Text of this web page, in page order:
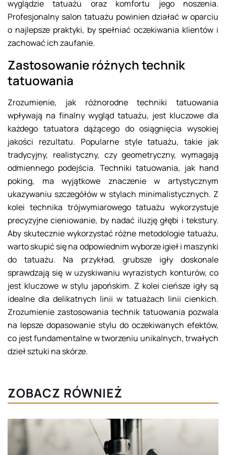
wyglądzie tatuażu oraz komfortu jego noszenia.
Profesjonalny salon tatuażu powinien działać w oparciu
o najlepsze praktyki, by spełniać oczekiwania klientów i
zachować ich zaufanie.
Zastosowanie różnych technik
tatuowania
Zrozumienie, jak różnorodne techniki tatuowania
wpływają na finalny wygląd tatuażu, jest kluczowe dla
każdego tatuatora dążącego do osiągnięcia wysokiej
jakości rezultatu. Popularne style tatuażu, takie jak
tradycyjny, realistyczny, czy geometryczny, wymagają
odmiennego podejścia. Techniki tatuowania, jak hand
poking, ma wyjątkowe znaczenie w artystycznym
ukazywaniu szczegółów w stylach minimalistycznych. Z
kolei technika trójwymiarowego tatuażu wykorzystuje
precyzyjne cieniowanie, by nadać iluzję głębi i tekstury.
Aby skutecznie wykorzystać różne metodologie tatuażu,
warto skupić się na odpowiednim wyborze igieł i maszynki
do tatuażu. Na przykład, grubsze igły doskonale
sprawdzają się w uzyskiwaniu wyrazistych konturów, co
jest kluczowe w stylu japońskim. Z kolei cieńsze igły są
idealne dla delikatnych linii w tatuażach linii cienkich.
Zrozumienie zastosowania technik tatuowania pozwala
na lepsze dopasowanie stylu do oczekiwanych efektów,
co jest fundamentalne w tworzeniu unikalnych, trwałych
dzieł sztuki na skórze.
ZOBACZ RÓWNIEŻ